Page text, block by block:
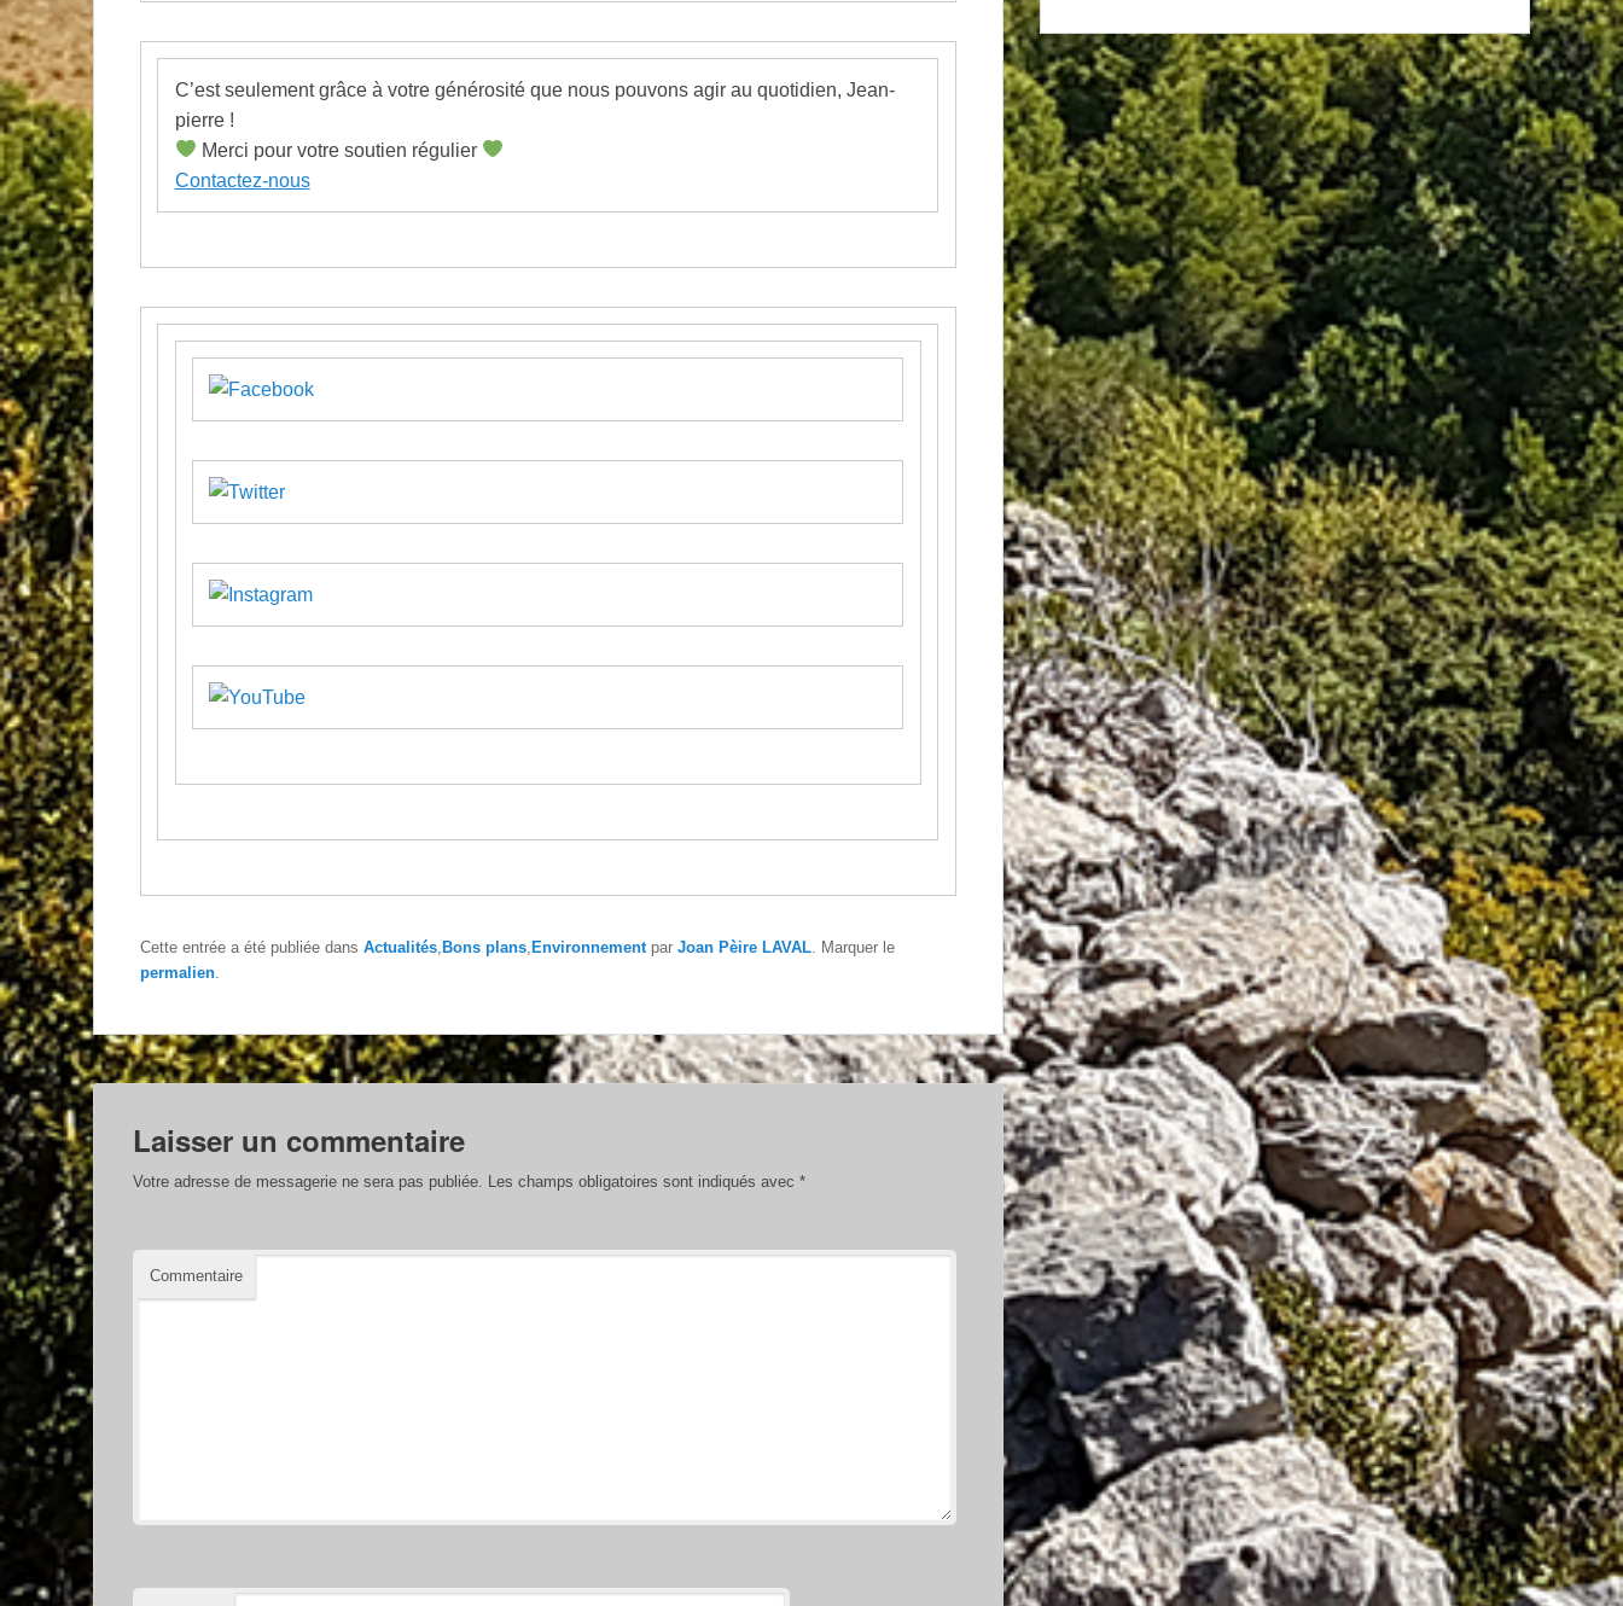
C’est seulement grâce à votre générosité que nous pouvons agir au quotidien, Jean-
pierre !
Merci pour votre soutien régulier
Contactez-nous
Cette entrée a été publiée dans Actualités Bons plans Environnement par Joan Pèire LAVAL . Marquer le
permalien
Laisser un commentaire
Votre adresse de messagerie ne sera pas publiée. Les champs obligatoires sont indiqués avec *
Commentaire